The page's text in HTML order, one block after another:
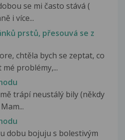
se mi často stává (
i více...
prstů, přesouvá se z
chtěla bych se zeptat, co
problémy,...
trápí neustálý bily (někdy
dobu bojuju s bolestivým